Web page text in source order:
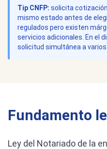
Tip CNFP: solicita
mismo estado antes de
regulados pero existen
servicios adicionales. En el
solicitud simultánea a varios
Fundamento
Ley del Notariado de la